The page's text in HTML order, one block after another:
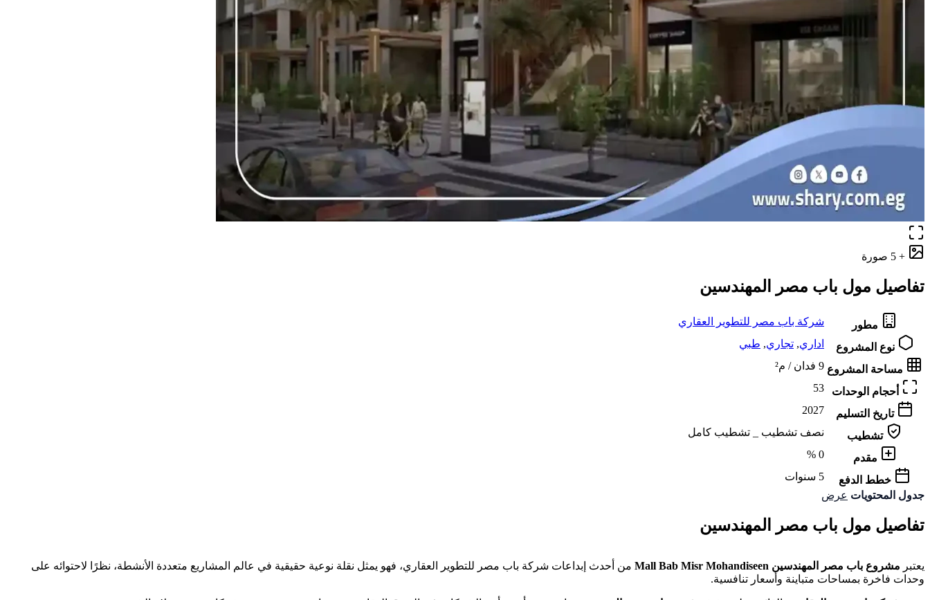
+ 5 صورة
تفاصيل مول باب مصر المهندسين
مطور شركة باب مصر للتطوير العقاري
نوع المشروع اداري, تجاري, طبي
مساحة المشروع 9 فدان / م²
أحجام الوحدات 53
تاريخ التسليم 2027
تشطيب نصف تشطيب _ تشطيب كامل
مقدم 0 %
خطط الدفع
5 سنوات
جدول المحتويات عرض
تفاصيل مول باب مصر المهندسين
يعتبر مشروع باب مصر المهندسين
من أحدث إبداعات شركة باب مصر للتطوير العقاري، فهو يمثل نقلة نوعية حقيقية في عالم المشاريع متعددة الأنشطة، نظرًا لاحتوائه على
وحدات فاخرة بمساحات متباينة وأسعار تنافسية.